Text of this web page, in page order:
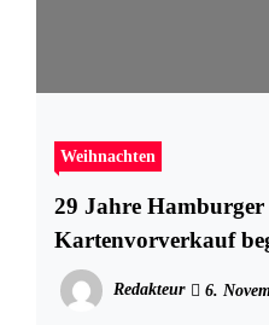
Weihnachten
29 Jahre
Kartenvorverkauf
Redakteur 6.